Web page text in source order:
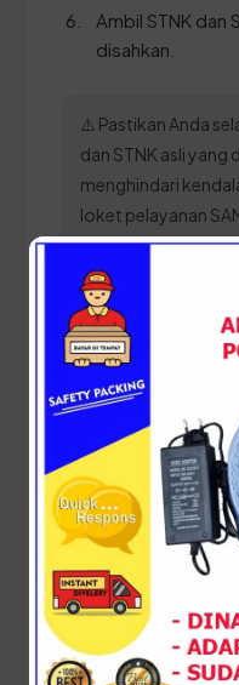
Ambil STNK dan
disahkan.
⚠️ Pastikan Anda
dan STNK asli
menghindari
loket pelayanan
Panduan
(Ganti Plat)
Selatan
Setiap lima tahun,
melakukan
kendaraan.
STNK asli
KTP asli
SKPD asli